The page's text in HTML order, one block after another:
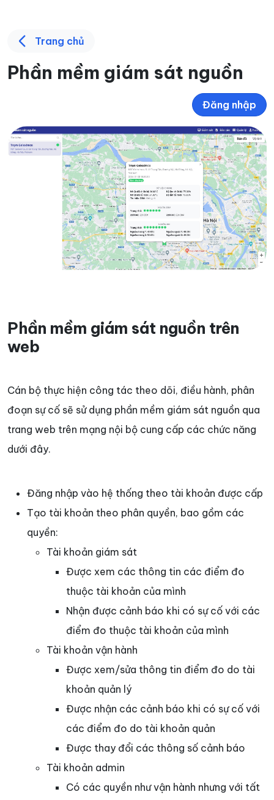
Trang chủ
Phần mềm giám sát nguồn
Đăng nhập
Phần mềm giám sát nguồn trên
web
Cán bộ thực hiện công tác theo dõi, điều hành, phân
đoạn sự cố sẽ sử dụng phần mềm giám sát nguồn qua
trang web trên mạng nội bộ cung cấp các chức năng
dưới đây.
Đăng nhập vào hệ thống theo tài khoản được cấp
Tạo tài khoản theo phân quyền, bao gồm các
quyền:
Tài khoản giám sát
Được xem các thông tin các điểm đo
thuộc tài khoản của mình
Nhận được cảnh báo khi có sự cố với các
điểm đo thuộc tài khoản của mình
Tài khoản vận hành
Được xem/sửa thông tin điểm đo do tài
khoản quản lý
Được nhận các cảnh báo khi có sự cố với
các điểm đo do tài khoản quản
Được thay đổi các thông số cảnh báo
Tài khoản admin
Có các quyền như vận hành nhưng với tất